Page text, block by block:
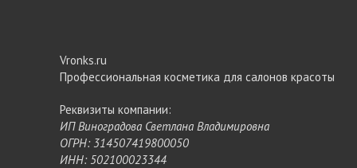
Vronks.ru
Профессиональная косметика для салонов красоты
Реквизиты компании:
ИП Виноградова Светлана Владимировна
ОГРН: 314507419800050
ИНН: 502100023344